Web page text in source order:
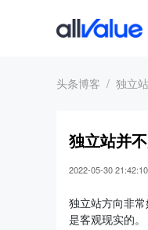
头条博客 独立站
独立站并
2022-05-30 21:42:10
独立站方向非
是客观现实的。